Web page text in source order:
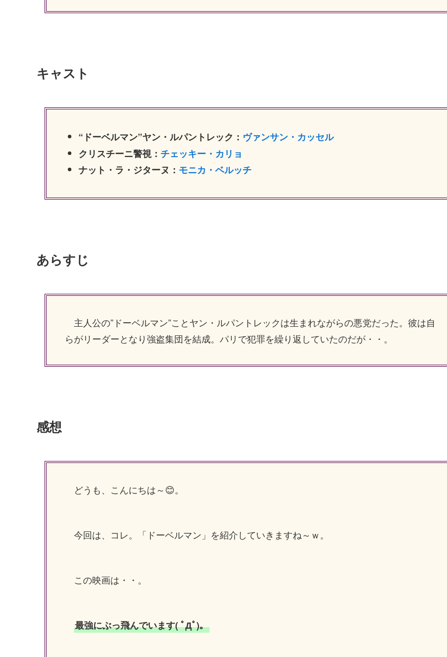
キャスト
“ドーベルマン”ヤン・ルパントレック： ヴァンサン・カッセル
クリスチーニ警視： チェッキー・カリョ
ナット・ラ・ジターヌ： モニカ・ベルッチ
あらすじ
主人公の”ドーベルマン”ことヤン・ルパントレックは生まれながらの悪党だった。彼は自
らがリーダーとなり強盗集団を結成。パリで犯罪を繰り返していたのだが・・。
感想
どうも、こんにちは～😊。
今回は、コレ。「ドーベルマン」を紹介していきますね～ｗ。
この映画は・・。
最強にぶっ飛んでいます( ﾟДﾟ)。